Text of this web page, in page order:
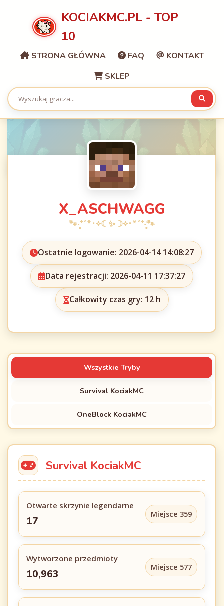
KOCIAKMC.PL - TOP
10
STRONA GŁÓWNA FAQ
KONTAKT
SKLEP
X_ASCHWAGG
Ostatnie logowanie: 2026-04-14 14:08:27
Data rejestracji: 2026-04-11 17:37:27
Całkowity czas gry: 12 h
Wszystkie Tryby
Survival KociakMC
OneBlock KociakMC
Survival KociakMC
Otwarte skrzynie legendarne
17
Miejsce 359
Wytworzone przedmioty
10,963
Miejsce 577